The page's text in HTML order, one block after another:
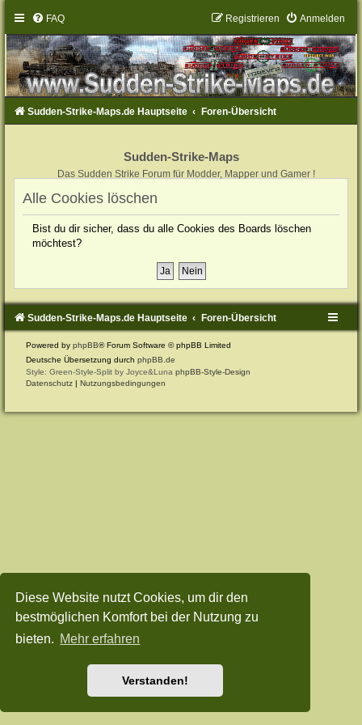
Diese Website nutzt Cookies, um dir den
bestmöglichen Komfort bei der Nutzung zu
bieten. Mehr erfahren
Verstanden!
FAQ Anmelden
Registrieren
Sudden-Strike-Maps.de Hauptseite Foren-Übersicht
Sudden-Strike-Maps
Das Sudden Strike Forum für Modder, Mapper und Gamer !
Alle Cookies löschen
Bist du dir sicher, dass du alle Cookies des Boards löschen
möchtest?
Sudden-Strike-Maps.de Hauptseite Foren-Übersicht
Powered byphpBB® Forum Software © phpBB Limited
Deutsche Übersetzung durchphpBB.de
Style: Green-Style-Split by Joyce&LunaphpBB-Style-Design
Datenschutz |Nutzungsbedingungen